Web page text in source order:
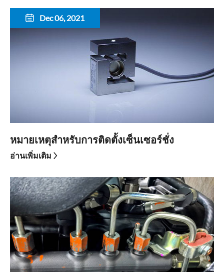
 Dec 06, 2021
หมายเหตุสำหรับการติดตั้งเซ็นเซอร์ชั่ง
อ่านเพิ่มเติม